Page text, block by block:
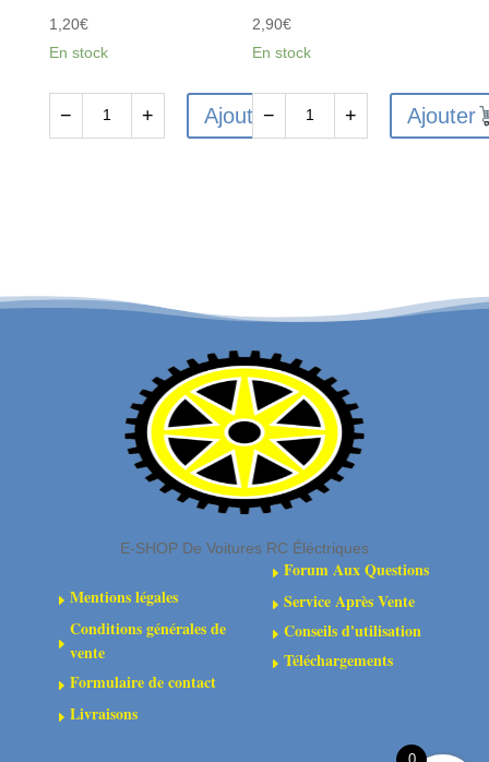
1,20€
En stock
en
− + Ajouter
2,90€
En stock
acier
12.9
bruni
-
Tête
cylindrique
-
pans
− + Ajouter
E-SHOP De Voitures RC Éléctriques
EMentions légales
E
Conditions générales de
vente
EFormulaire de contact
ELivraisons
E Forum Aux Questions
E Service Après Vente
E Conseils d'utilisation
E Téléchargements